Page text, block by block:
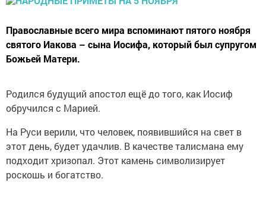
Православные всего мира вспоминают пятого ноября
святого Иакова – сына Иосифа, который был супругом
Божьей Матери.
Родился будущий апостол ещё до того, как Иосиф
обручился с Марией.
На Руси верили, что человек, появившийся на свет в
этот день, будет удачлив. В качестве талисмана ему
подходит хризопал. Этот камень символизирует
роскошь и богатство.